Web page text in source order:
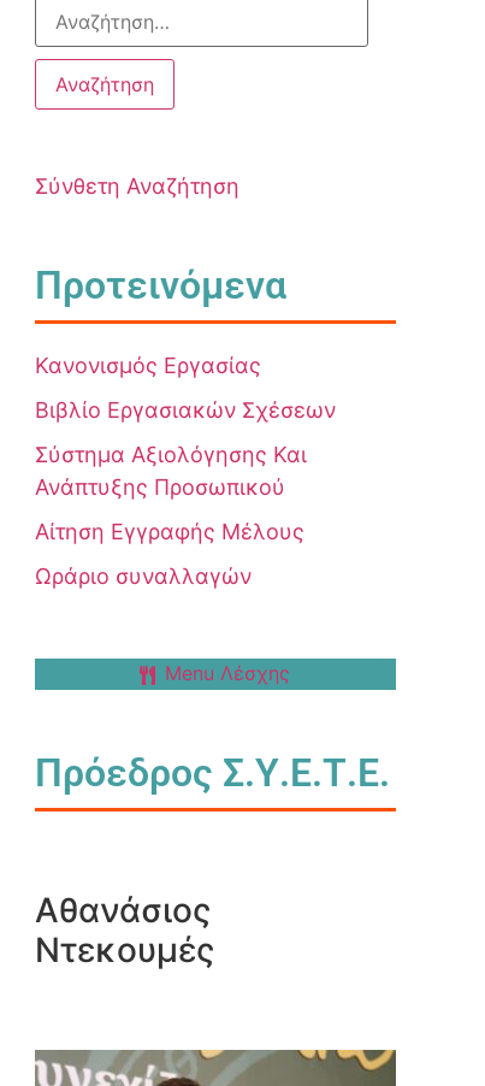
Σύνθετη Αναζήτηση
Προτεινόμενα
Κανονισμός Εργασίας
Βιβλίο Εργασιακών Σχέσεων
Σύστημα Αξιολόγησης Και
Ανάπτυξης Προσωπικού
Αίτηση Εγγραφής Μέλους
Ωράριο συναλλαγών
Menu Λέσχης
Πρόεδρος Σ.Υ.Ε.Τ.Ε.
Αθανάσιος
Ντεκουμές